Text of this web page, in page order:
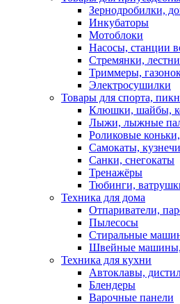
Зернодробилки,
Инкубаторы
Мотоблоки
Насосы, станции
Стремянки,
Триммеры,
Электросушилки
Товары для спорта,
Клюшки, шайбы,
Лыжи, лыжные
Роликовые
Самокаты,
Санки, снегокаты
Тренажёры
Тюбинги,
Техника для дома
Отпариватели,
Пылесосы
Стиральные
Швейные машины,
Техника для кухни
Автоклавы,
Блендеры
Варочные панели